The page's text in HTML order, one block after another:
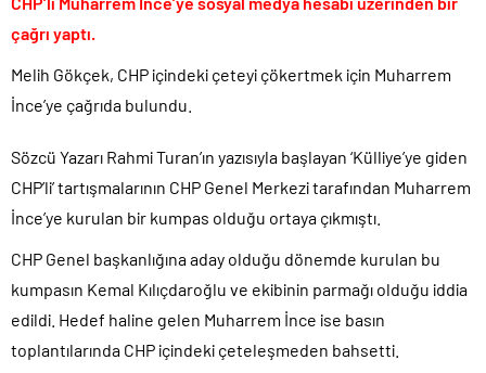
Bay Kemal gibi şimdiden “İktidar Olamazsam İstifa Ederim” gazları
vermeye başladı!.
Brent petrol çakıldı!.
Uğur Mumcu dosyası 33 yıl sonra yeniden açılıyor..
açıklaması..
Denize döktüğümüz(!) Yunanların ekonomisini şaha kaldırdık!.
TÜİK sipariş enflasyon oranlarını açıkladı!.
TÜİK kira zam oranını yüzde 31 olarak açıkladı..
çağrı yaptı.
Melih Gökçek, CHP içindeki çeteyi çökertmek için Muharrem
İnce’ye çağrıda bulundu.
Sözcü Yazarı Rahmi Turan’ın yazısıyla başlayan ‘Külliye’ye giden
CHP’li’ tartışmalarının CHP Genel Merkezi tarafından Muharrem
İnce’ye kurulan bir kumpas olduğu ortaya çıkmıştı.
CHP Genel başkanlığına aday olduğu dönemde kurulan bu
kumpasın Kemal Kılıçdaroğlu ve ekibinin parmağı olduğu iddia
edildi. Hedef haline gelen Muharrem İnce ise basın
toplantılarında CHP içindeki çeteleşmeden bahsetti.